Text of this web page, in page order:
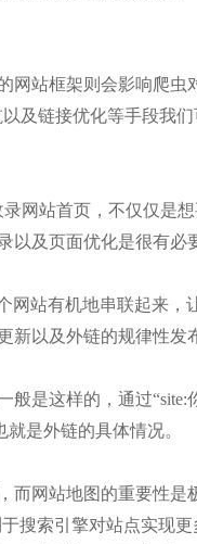
站框架则会影响爬虫
及链接优化等手段我
网站首页，不仅仅是
以及页面优化是很有必
站有机地串联起来，
新以及外链的规律性发
是这样的，通过“site:
就是外链的具体情况。
网站地图的重要性是
搜索引擎对站点实现更